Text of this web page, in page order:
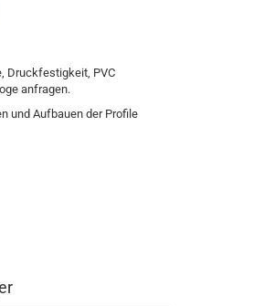
Druckfestigkeit, PVC
anfragen.
und Aufbauen der Profile